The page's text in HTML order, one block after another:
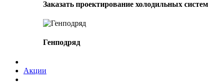
Заказать проектирование холодильных систем
Генподряд
Акции